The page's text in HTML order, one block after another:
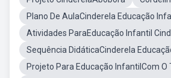
Plano De AulaCinderela Educação
Atividades ParaEducação Infantil
Sequência DidáticaCinderela
Projeto Para Educação InfantilCom O